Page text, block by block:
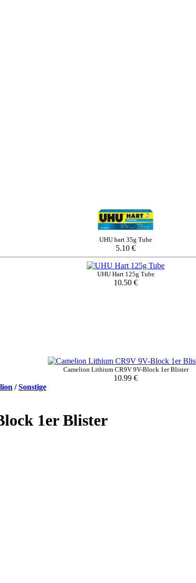
UHU hart 35g Tube
5.10 €
UHU Hart 125g Tube
10.50 €
Camelion Lithium CR9V 9V-Block 1er Blister
10.99 €
/Sonstige
1er Blister